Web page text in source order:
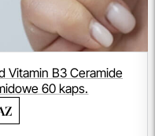
Vitamin B3 Ceramide
60 kaps.